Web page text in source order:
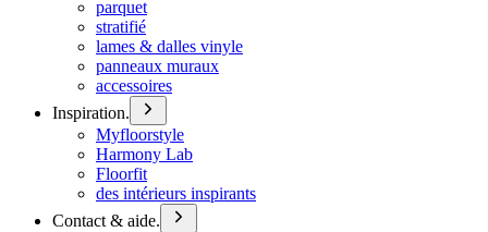
parquet
stratifié
lames & dalles vinyle
panneaux muraux
accessoires
Inspiration.
Myfloorstyle
Harmony Lab
Floorfit
des intérieurs inspirants
Contact & aide.